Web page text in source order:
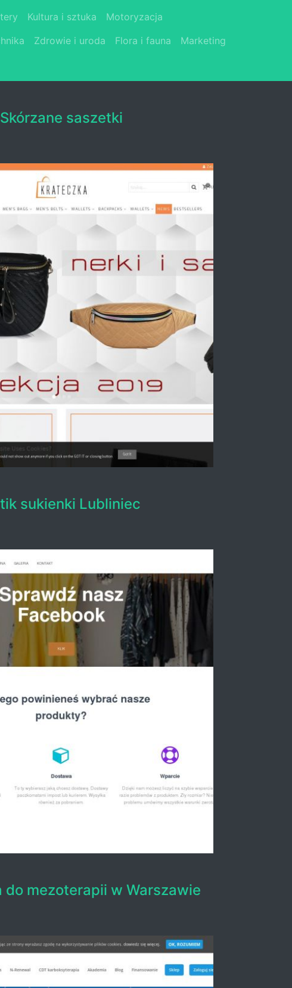
Kultura i sztuka
Motoryzacja
Zdrowie i uroda Flora i fauna
Marketing
Skórzane saszetki
sukienki Lubliniec
do mezoterapii w Warszawie